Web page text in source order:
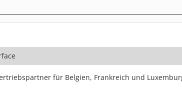
für Belgien, Frankreich und